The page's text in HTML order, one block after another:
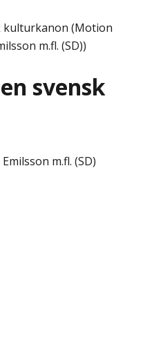
kulturkanon (Motion
m.fl. (SD))
svensk
m.fl. (SD)